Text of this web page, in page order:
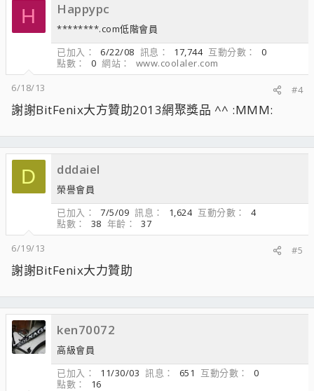
H Happypc
********.com低階會員
已加入
6/22/08 訊息 17,744 互動分數
0
點數
0 網站
www.coolaler.com
6/18/13
#4
謝謝BitFenix大方贊助2013網聚獎品 ^^ :MMM:
D dddaiel
榮譽會員
已加入
7/5/09 訊息 1,624 互動分數
4
點數
38 年齡
37
6/19/13
#5
謝謝BitFenix大力贊助
ken70072
高級會員
已加入
11/30/03 訊息 651 互動分數
0
點數
16